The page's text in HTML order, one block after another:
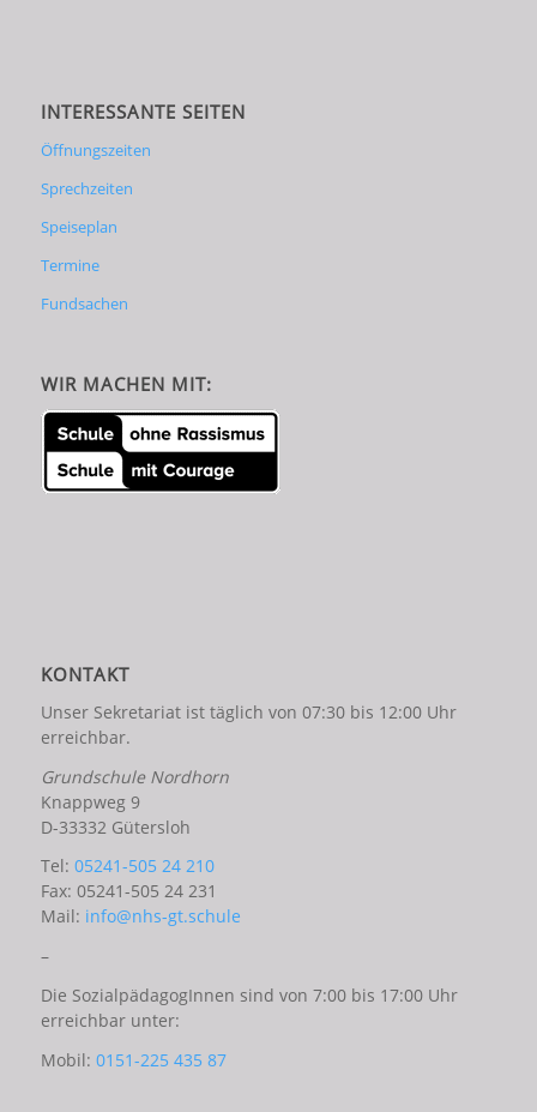
INTERESSANTE SEITEN
Öffnungszeiten
Sprechzeiten
Speiseplan
Termine
Fundsachen
WIR MACHEN MIT:
KONTAKT
Unser Sekretariat ist täglich von 07:30 bis 12:00 Uhr
erreichbar.
Grundschule Nordhorn
Knappweg 9
D-33332 Gütersloh
Tel: 05241-505 24 210
Fax: 05241-505 24 231
Mail: info@nhs-gt.schule
–
Die SozialpädagogInnen sind von 7:00 bis 17:00 Uhr
erreichbar unter:
Mobil: 0151-225 435 87